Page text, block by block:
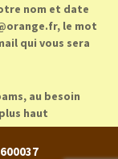
nom et date
le mot
qui vous sera
au besoin
haut